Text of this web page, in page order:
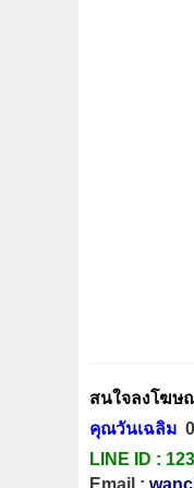
สนใจลงโฆษ
คุณวันเฉลิม
LINE ID :
Email :